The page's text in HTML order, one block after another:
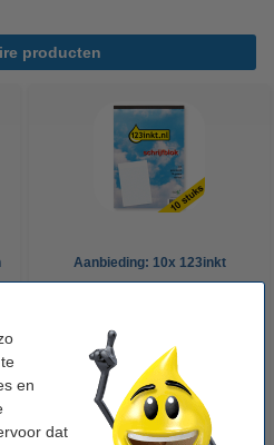
en
dat
producten
Aanbieding: 10x 123inkt
cursusblok A4 gelijnd 70 g/m²
€ 26,55